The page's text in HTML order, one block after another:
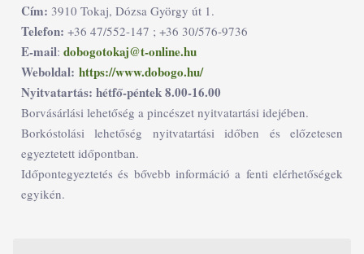
Cím: 3910 Tokaj, Dózsa György út 1.
Telefon: +36 47/552-147 ; +36 30/576-9736
E-mail: dobogotokaj@t-online.hu
Weboldal: https://www.dobogo.hu/
Nyitvatartás: hétfő-péntek 8.00-16.00
Borvásárlási lehetőség a pincészet nyitvatartási idejében.
Borkóstolási lehetőség nyitvatartási időben és előzetesen
egyeztetett időpontban.
Időpontegyeztetés és bővebb információ a fenti elérhetőségek
egyikén.